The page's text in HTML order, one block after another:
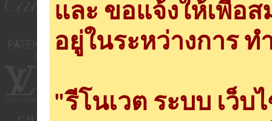
และ ขอแจ้งให้เพื่อ
อยู่ในระหว่างการ ท
"รีโนเวต ระบบ เว็บ